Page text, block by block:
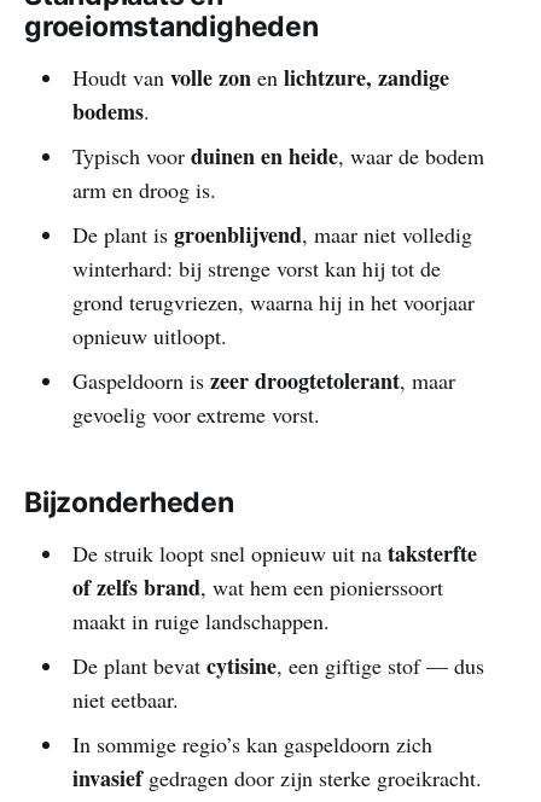
groeiomstandigheden
Houdt van volle zonen lichtzure, zandige
bodems.
Typisch voor duinen en heide, waar de bodem
arm en droog is.
De plant is groenblijvend, maar niet volledig
winterhard: bij strenge vorst kan hij tot de
grond terugvriezen, waarna hij in het voorjaar
opnieuw uitloopt.
Gaspeldoorn is zeer droogtetolerant, maar
gevoelig voor extreme vorst.
Bijzonderheden
De struik loopt snel opnieuw uit na taksterfte
of zelfs brand, wat hem een pionierssoort
maakt in ruige landschappen.
De plant bevat cytisine, een giftige stof — dus
niet eetbaar.
In sommige regio’s kan gaspeldoorn zich
invasiefgedragen door zijn sterke groeikracht.